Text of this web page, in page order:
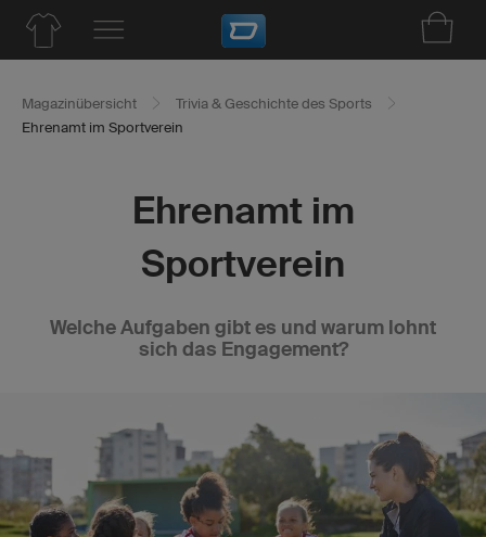
Magazinübersicht
Trivia & Geschichte des Sports
Ehrenamt im Sportverein
Ehrenamt im
Sportverein
Welche Aufgaben gibt es und warum lohnt
sich das Engagement?